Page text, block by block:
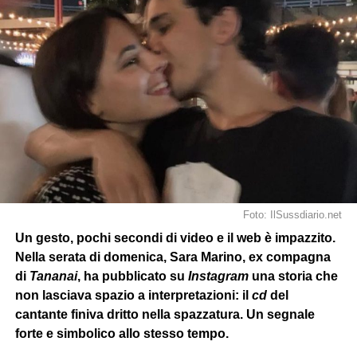
Foto: IlSussdiario.net
Un gesto, pochi secondi di video e il web è impazzito.
Nella serata di domenica, Sara Marino, ex compagna
di Tananai, ha pubblicato su Instagramuna storia che
non lasciava spazio a interpretazioni: il cddel
cantante finiva dritto nella spazzatura. Un segnale
forte e simbolico allo stesso tempo.